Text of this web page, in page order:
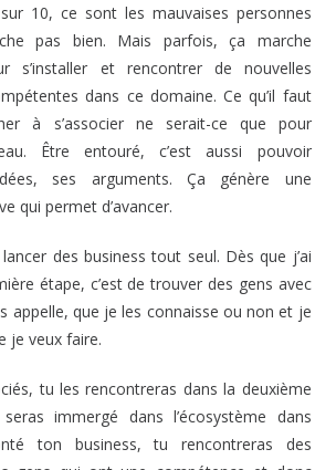
10, ce sont les mauvaises personnes
pas bien. Mais parfois, ça marche
s’installer et rencontrer de nouvelles
dans ce domaine. Ce qu’il faut
à s’associer ne serait-ce que pour
Être entouré, c’est aussi pouvoir
ses arguments. Ça génère une
qui permet d’avancer.
des business tout seul. Dès que j’ai
étape, c’est de trouver des gens avec
appelle, que je les connaisse ou non et je
je veux faire.
tu les rencontreras dans la deuxième
immergé dans l’écosystème dans
ton business, tu rencontreras des